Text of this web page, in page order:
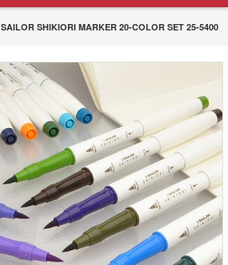
SAILOR SHIKIORI MARKER 20-COLOR SET 25-5400